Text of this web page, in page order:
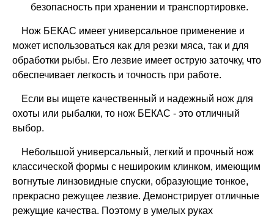
безопасность при хранении и транспортировке.
Нож БЕКАС имеет универсальное применение и
может использоваться как для резки мяса, так и для
обработки рыбы. Его лезвие имеет острую заточку, что
обеспечивает легкость и точность при работе.
Если вы ищете качественный и надежный нож для
охоты или рыбалки, то нож БЕКАС - это отличный
выбор.
Небольшой универсальный, легкий и прочный нож
классической формы с нешироким клинком, имеющим
вогнутые линзовидные спуски, образующие тонкое,
прекрасно режущее лезвие. Демонстрирует отличные
режущие качества. Поэтому в умелых руках